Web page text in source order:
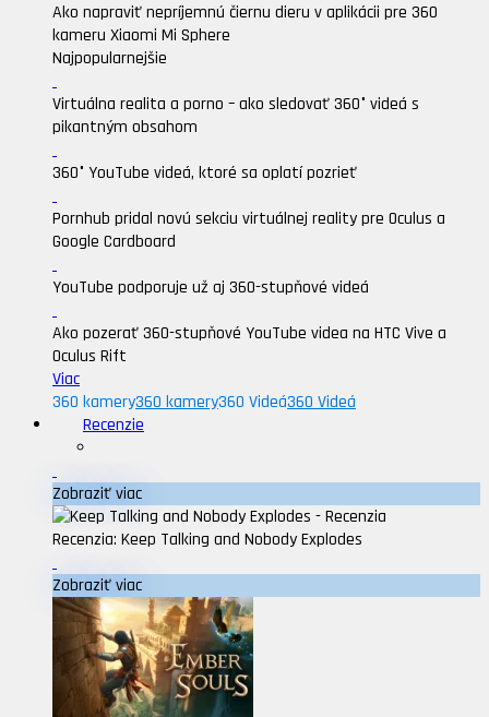
Ako napraviť nepríjemnú čiernu dieru v aplikácii pre 360
kameru Xiaomi Mi Sphere
Najpopularnejšie
Virtuálna realita a porno – ako sledovať 360° videá s
pikantným obsahom
360° YouTube videá, ktoré sa oplatí pozrieť
Pornhub pridal novú sekciu virtuálnej reality pre Oculus a
Google Cardboard
YouTube podporuje už aj 360-stupňové videá
Ako pozerať 360-stupňové YouTube videa na HTC Vive a
Oculus Rift
Viac
360 kamery360 kamery360 Videá360 Videá
Recenzie
Zobraziť viac
Recenzia: Keep Talking and Nobody Explodes
Zobraziť viac